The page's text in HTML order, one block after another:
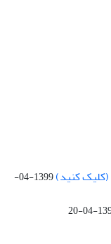
کنید)
1399-04-